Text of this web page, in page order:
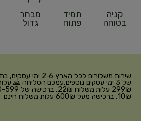
קניה
בטוחה
תמיד
פתוח
מבחר
גדול
שירות משלוחים לכל
של 3 ימי עסקים נוספים,עמכם הסליחה 🙏
10₪, ברכישה מעל 600₪ עלות משלוח חינם